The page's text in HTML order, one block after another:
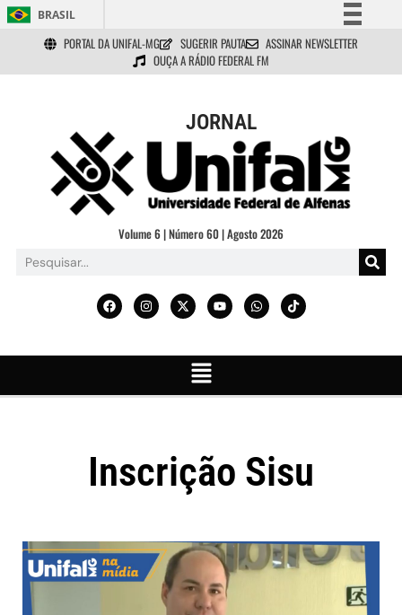
BRASIL
Simplifique!
Comunica BR
Acesso à informação
Legislação
Canais
PORTAL DA UNIFAL-MG SUGERIR PAUTA
ASSINAR NEWSLETTER
OUÇA A RÁDIO FEDERAL FM
JORNAL
Volume 6 | Número 60 | Agosto 2026
Inscrição Sisu